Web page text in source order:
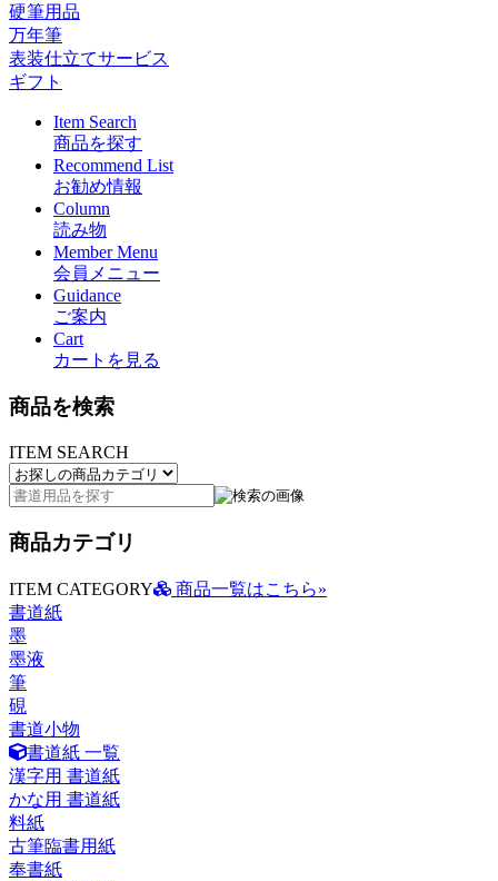
硬筆用品
万年筆
表装仕立てサービス
ギフト
Item Search
商品を探す
Recommend List
お勧め情報
Column
読み物
Member Menu
会員メニュー
Guidance
ご案内
Cart
カートを見る
商品を検索
ITEM SEARCH
商品カテゴリ
ITEM CATEGORY
商品一覧はこちら»
書道紙
墨
墨液
筆
硯
書道小物
書道紙 一覧
漢字用 書道紙
かな用 書道紙
料紙
古筆臨書用紙
奉書紙